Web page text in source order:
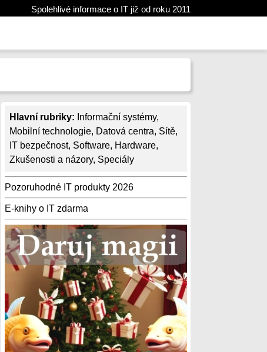
Spolehlivé informace o IT již od roku 2011
Hlavní rubriky: Informační systémy,
Mobilní technologie, Datová centra, Sítě,
IT bezpečnost, Software, Hardware,
Zkušenosti a názory, Speciály
Pozoruhodné IT produkty 2026
E-knihy o IT zdarma